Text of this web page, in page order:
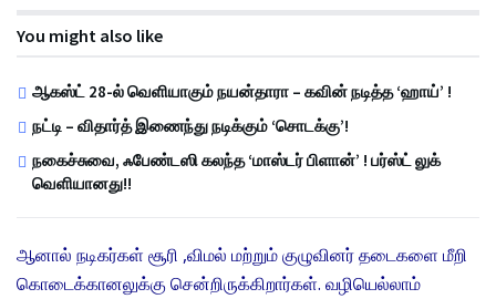
You might also like
ஆகஸ்ட் 28-ல் வெளியாகும் நயன்தாரா – கவின் நடித்த ‘ஹாய்’ !
நட்டி – விதார்த் இணைந்து நடிக்கும் ‘சொடக்கு’!
நகைச்சுவை, ஃபேண்டஸி கலந்த ‘மாஸ்டர் பிளான்’ ! பர்ஸ்ட் லுக்
வெளியானது!!
ஆனால் நடிகர்கள் சூரி ,விமல் மற்றும் குழுவினர் தடைகளை மீறி
கொடைக்கானலுக்கு சென்றிருக்கிறார்கள். வழியெல்லாம்